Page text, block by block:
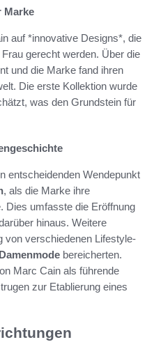
Marke
auf *innovative Designs*, die
gerecht werden. Über die
und die Marke fand ihren
Die erste Kollektion wurde
was den Grundstein für
entscheidenden Wendepunkt
, als die Marke ihre
Dies umfasste die Eröffnung
hinaus. Weitere
von verschiedenen Lifestyle-
Damenmode bereicherten.
Marc Cain als führende
zur Etablierung eines